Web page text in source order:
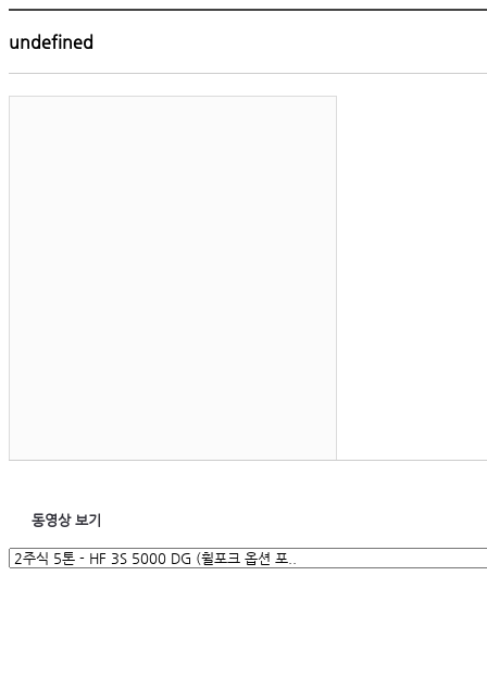
undefined
동영상 보기